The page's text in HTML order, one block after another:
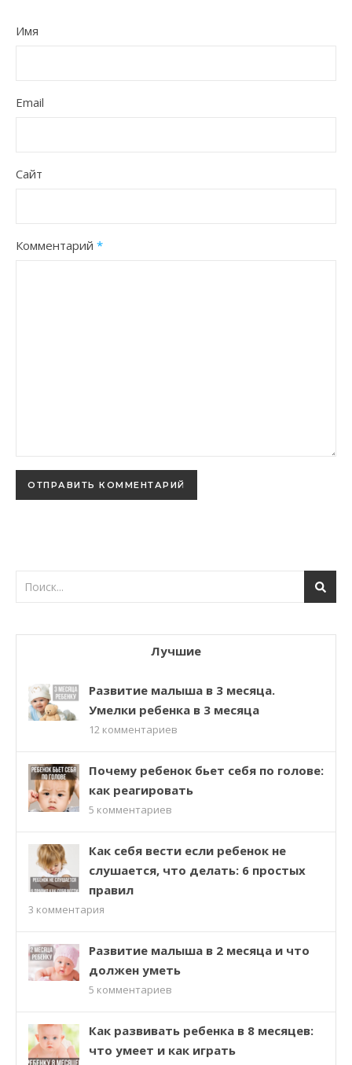
Имя
Email
Сайт
Комментарий *
Лучшие
Развитие малыша в 3 месяца.
Умелки ребенка в 3 месяца
12 комментариев
Почему ребенок бьет себя по голове:
как реагировать
5 комментариев
Как себя вести если ребенок не
слушается, что делать: 6 простых
правил
3 комментария
Развитие малыша в 2 месяца и что
должен уметь
5 комментариев
Как развивать ребенка в 8 месяцев:
что умеет и как играть